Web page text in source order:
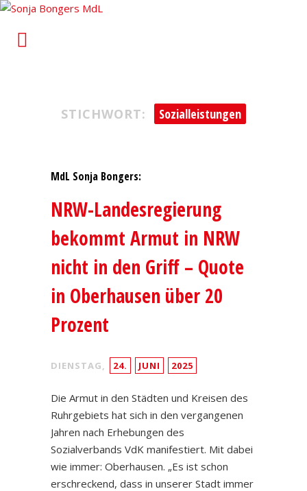
Sonja Bongers MdL
STICHWORT: Sozialleistungen
MdL Sonja Bongers:
NRW-Landesregierung
bekommt Armut in NRW
nicht in den Griff – Quote
in Oberhausen über 20
Prozent
DIENSTAG, 24. JUNI 2025
Die Armut in den Städten und Kreisen des
Ruhrgebiets hat sich in den vergangenen
Jahren nach Erhebungen des
Sozialverbands VdK manifestiert. Mit dabei
wie immer: Oberhausen. „Es ist schon
erschreckend, dass in unserer Stadt immer